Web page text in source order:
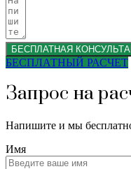
БЕСПЛАТНАЯ
БЕСПЛАТНЫЙ РАСЧЕТ
Запрос на
Напишите и мы
Имя